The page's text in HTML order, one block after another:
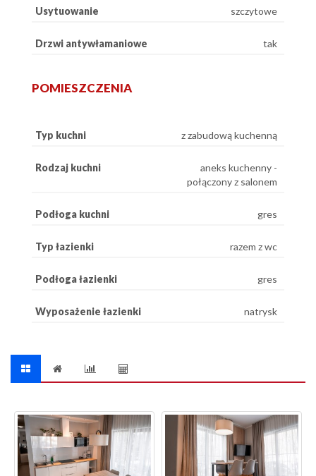
Usytuowanie szczytowe
Drzwi antywłamaniowe tak
POMIESZCZENIA
Typ kuchni z zabudową kuchenną
Rodzaj kuchni
aneks kuchenny -
połączony z salonem
Podłoga kuchni gres
Typ łazienki razem z wc
Podłoga łazienki gres
Wyposażenie łazienki natrysk